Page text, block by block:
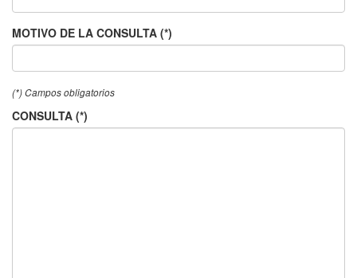
MOTIVO DE LA CONSULTA (*)
(*) Campos obligatorios
CONSULTA (*)